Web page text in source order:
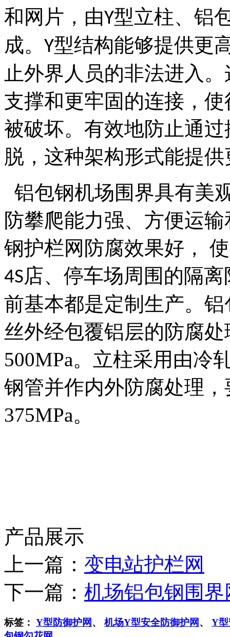
和网片，由Y型立柱、铝
成。 Y型结构能够提供更
止外界人员的非法进入
支撑和更牢固的连接，
被破坏。有效地防止通
脱，这种架构形式能提
铝包钢机场围界具有美
防攀爬能力强、方便运
钢护栏网防腐效果好，
4S店、停车场周围的隔
前基本都是定制生产。 铝
丝外经包覆铝层的防腐
500MPa。立柱采用由冷
钢管并作内外防腐处理
375MPa。
产品展示
上一篇： 变电站护栏网
下一篇： 机场铝包钢围界
标签： Y​型防御护网 、 机场Y型安全防御护网 、 Y型